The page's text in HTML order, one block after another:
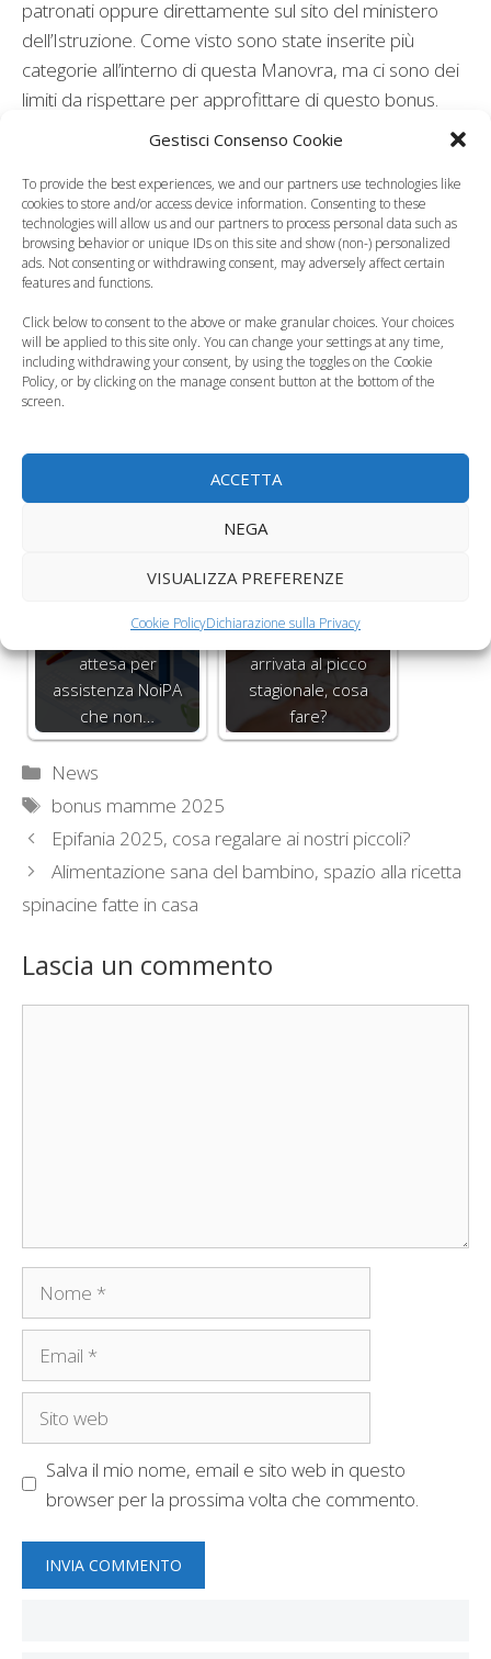
Gestisci Consenso Cookie
To provide the best experiences, we and our partners use technologies like
cookies to store and/or access device information. Consenting to these
technologies will allow us and our partners to process personal data such as
browsing behavior or unique IDs on this site and show (non-) personalized
ads. Not consenting or withdrawing consent, may adversely affect certain
features and functions.
Click below to consent to the above or make granular choices. Your choices
will be applied to this site only. You can change your settings at any time,
including withdrawing your consent, by using the toggles on the Cookie
Policy, or by clicking on the manage consent button at the bottom of the
screen.
ACCETTA
NEGA
VISUALIZZA PREFERENZE
Cookie PolicyDichiarazione sulla Privacy
patronati oppure direttamente sul sito del ministero
dell’Istruzione. Come visto sono state inserite più
categorie all’interno di questa Manovra, ma ci sono dei
limiti da rispettare per approfittare di questo bonus.
Leggi anche:
Bonus mamma
ancora in stallo,
importi
piccoli?
festa della mamma
Ritorno a scuola,
aumentano i prezzi
di libri e zaini
Lunghi tempi di
attesa per
assistenza NoiPA
che non…
Influenza bambini è
arrivata al picco
stagionale, cosa
fare?
Categorie
News
Tag
bonus mamme 2025
Epifania 2025, cosa regalare ai nostri piccoli?
Alimentazione sana del bambino, spazio alla ricetta
spinacine fatte in casa
Lascia un commento
Salva il mio nome, email e sito web in questo
browser per la prossima volta che commento.